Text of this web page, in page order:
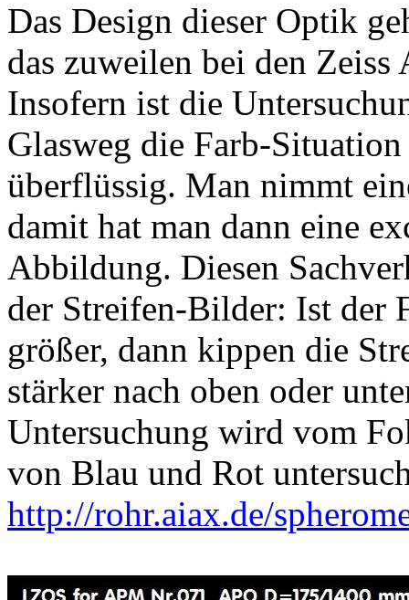
Das Design dieser Optik
das zuweilen bei den
Insofern ist die
Glasweg die Farb-
überflüssig. Man nimmt
damit hat man dann eine
Abbildung. Diesen
der Streifen-Bilder: Ist der
größer, dann kippen die
stärker nach oben oder
Untersuchung wird vom
von Blau und Rot
http://rohr.aiax.de/